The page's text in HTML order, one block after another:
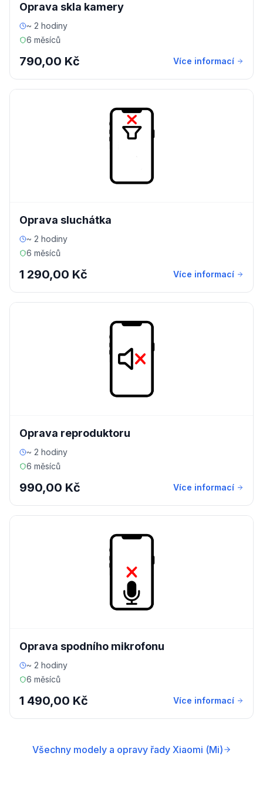
Oprava skla kamery
~ 2 hodiny
6 měsíců
790,00 Kč Více informací
Oprava sluchátka
~ 2 hodiny
6 měsíců
1 290,00 Kč Více informací
Oprava reproduktoru
~ 2 hodiny
6 měsíců
990,00 Kč Více informací
Oprava spodního mikrofonu
~ 2 hodiny
6 měsíců
1 490,00 Kč Více informací
Všechny modely a opravy řady Xiaomi (Mi)